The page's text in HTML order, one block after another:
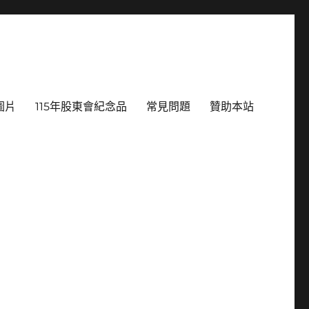
片 115年股東會紀念品 常見問題 贊助本站